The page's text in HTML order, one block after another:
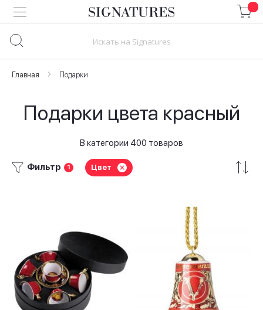
Skip
to
Главная Подарки
Подарки цвета красный
В категории 400 товаров
Фильтр 1 Цвет